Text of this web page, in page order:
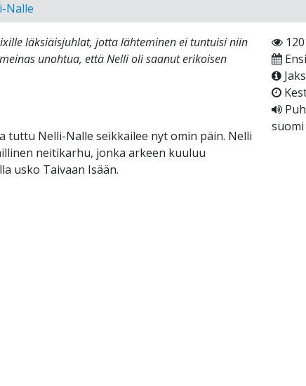
Nalle
läksiäisjuhlat, jotta lähteminen ei tuntuisi niin
unohtua, että Nelli oli saanut erikoisen
tuttu Nelli-Nalle seikkailee nyt omin päin. Nelli
neitikarhu, jonka arkeen kuuluu
usko Taivaan Isään.
suomi